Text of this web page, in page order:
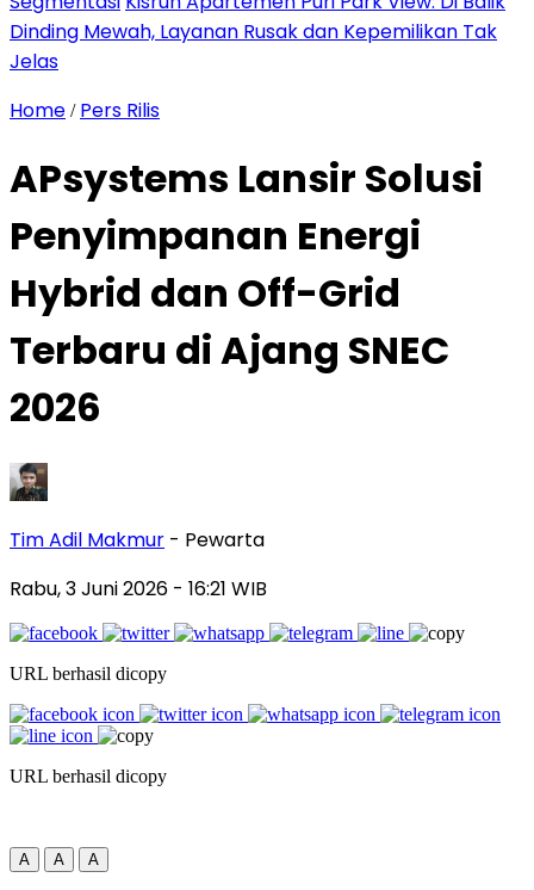
Dinding Mewah, Layanan Rusak dan Kepemilikan Tak
Jelas
Home / Pers Rilis
APsystems Lansir Solusi
Penyimpanan Energi
Hybrid dan Off-Grid
Terbaru di Ajang SNEC
2026
Tim Adil Makmur - Pewarta
Rabu, 3 Juni 2026 - 16:21 WIB
URL berhasil dicopy
URL berhasil dicopy
A A A